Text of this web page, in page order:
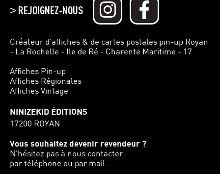
>REJOIGNEZ-NOUS
Créateur d’affiches & de cartes postales pin-up Royan
- La Rochelle - Ile de Ré - Charente Maritime - 17
Affiches Pin-up
Affiches Régionales
Affiches Vintage
NINIZEKID ÉDITIONS
17200 ROYAN
Vous souhaitez devenir revendeur ?
N'hésitez pas à nous contacter
par téléphone ou par mail :